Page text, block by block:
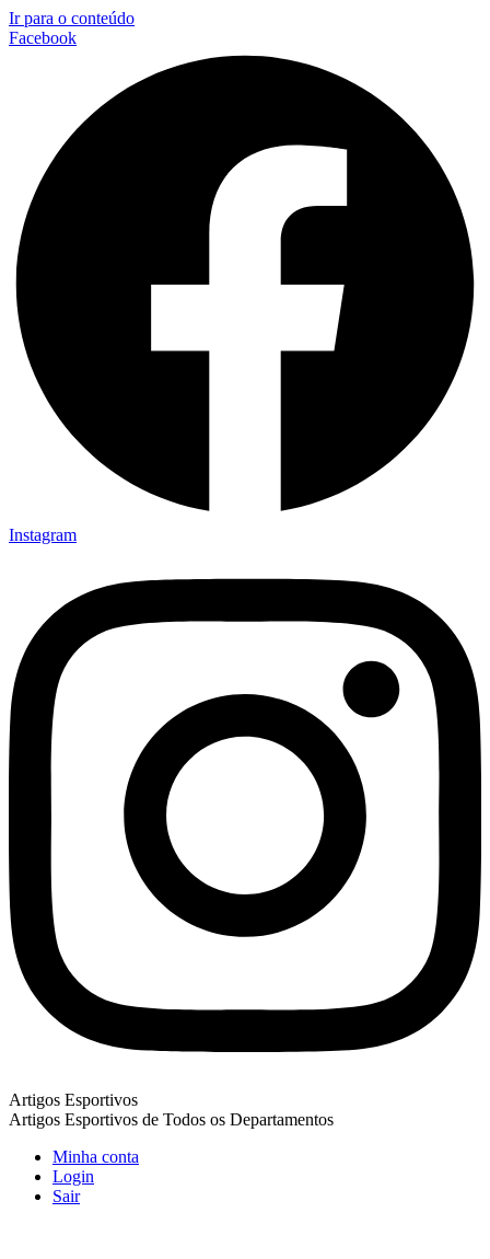
Ir para o conteúdo
Facebook
Instagram
Artigos Esportivos
Artigos Esportivos de Todos os Departamentos
Minha conta
Login
Sair